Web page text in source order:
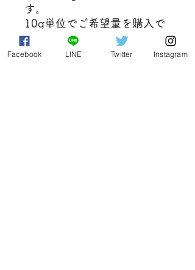
す。
10g単位でご希望量を購入で
きます。
例えば50g希望の場合は、
Facebook LINE Twitter Instagram